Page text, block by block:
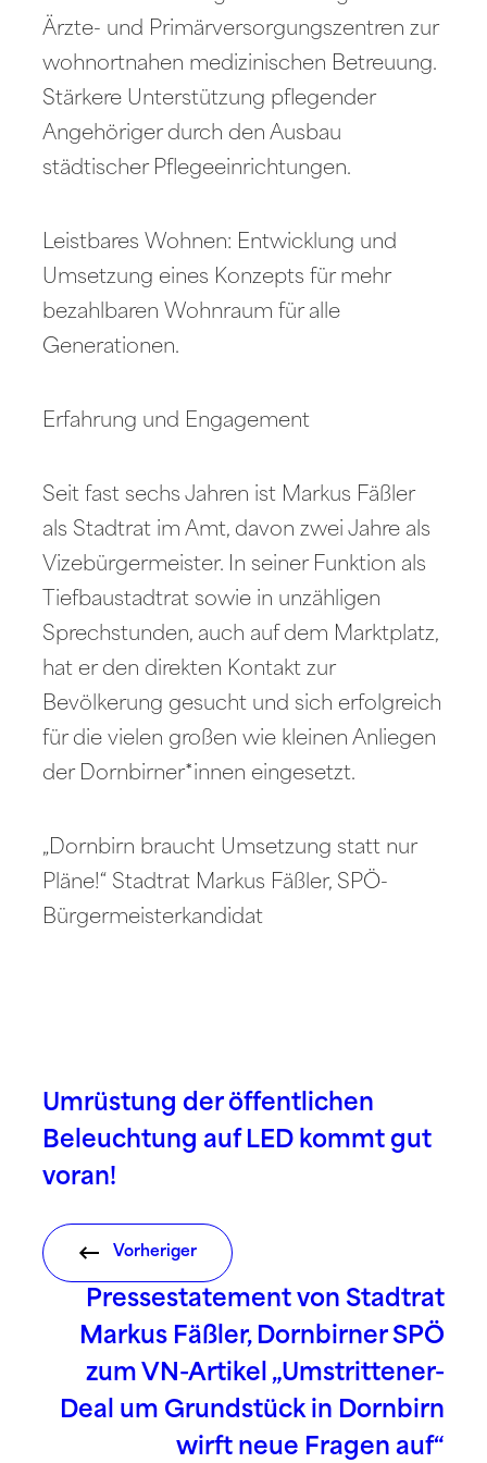
Ärzte- und Primärversorgungszentren zur
wohnortnahen medizinischen Betreuung.
Stärkere Unterstützung pflegender
Angehöriger durch den Ausbau
städtischer Pflegeeinrichtungen.
Leistbares Wohnen: Entwicklung und
Umsetzung eines Konzepts für mehr
bezahlbaren Wohnraum für alle
Generationen.
Erfahrung und Engagement
Seit fast sechs Jahren ist Markus Fäßler
als Stadtrat im Amt, davon zwei Jahre als
Vizebürgermeister. In seiner Funktion als
Tiefbaustadtrat sowie in unzähligen
Sprechstunden, auch auf dem Marktplatz,
hat er den direkten Kontakt zur
Bevölkerung gesucht und sich erfolgreich
für die vielen großen wie kleinen Anliegen
der Dornbirner*innen eingesetzt.
„Dornbirn braucht Umsetzung statt nur
Pläne!“ Stadtrat Markus Fäßler, SPÖ-
Bürgermeisterkandidat
Umrüstung der öffentlichen
Beleuchtung auf LED kommt gut
voran!
Vorheriger
Pressestatement von Stadtrat
Markus Fäßler, Dornbirner SPÖ
zum VN-Artikel „Umstrittener-
Deal um Grundstück in Dornbirn
wirft neue Fragen auf“